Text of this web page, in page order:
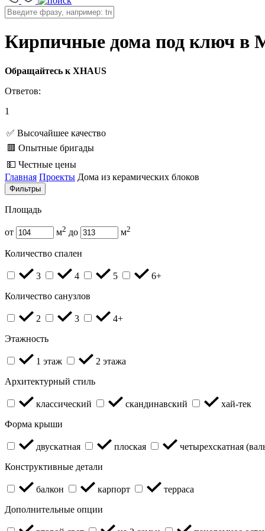
Кирпичные дома под ключ в
Обращайтесь к XHAUS
Ответов:
1
✅ Высочайшее качество
🟥 Опытные бригады
💵 Честные цены
Главная Проекты Дома из керамических блоков
Фильтры
Площадь
от м2 до м2
Количество спален
3 4 5
6+
Количество санузлов
2 3
4+
Этажность
1 этаж
2 этажа
Архитектурный стиль
классический скандинавский
хай-тек
Форма крыши
двускатная плоская
четырехскатная
Конструктивные детали
балкон карпорт
терраса
Дополнительные опции